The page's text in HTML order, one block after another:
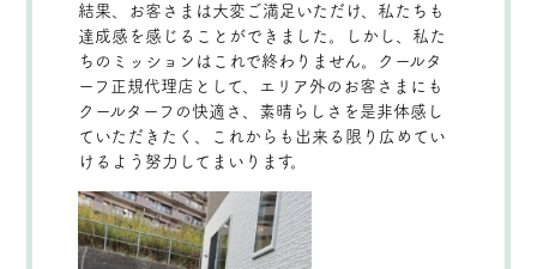
結果、お客さまは大変ご満足いただけ、私たちも
達成感を感じることができました。しかし、私た
ちのミッションはこれで終わりません。クールタ
ーフ正規代理店として、エリア外のお客さまにも
クールターフの快適さ、素晴らしさを是非体感し
ていただきたく、これからも出来る限り広めてい
けるよう努力してまいります。